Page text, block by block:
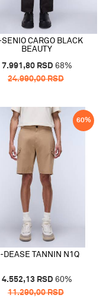
CARGO BLACK
BEAUTY
7.991,80 RSD 68%
24.990,00RSD
60%
DEASE TANNIN N1Q
4.552,13 RSD 60%
11.290,00RSD